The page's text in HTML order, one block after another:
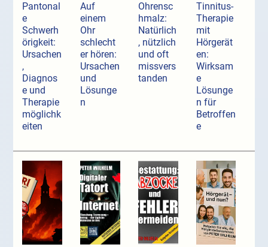
Pantonal
e
Schwerh
örigkeit:
Ursachen
,
Diagnos
e und
Therapie
möglichk
eiten
Auf
einem
Ohr
schlecht
er hören:
Ursachen
und
Lösunge
n
Ohrensc
hmalz:
Natürlich
, nützlich
und oft
missvers
tanden
Tinnitus-
Therapie
mit
Hörgerät
en:
Wirksam
e
Lösunge
n für
Betroffen
e